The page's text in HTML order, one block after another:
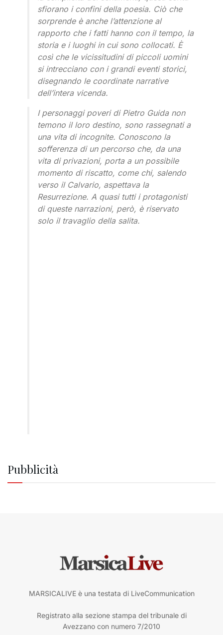
sfiorano i confini della poesia. Ciò che
sorprende è anche l’attenzione al
rapporto che i fatti hanno con il tempo, la
storia e i luoghi in cui sono collocati. È
così che le vicissitudini di piccoli uomini
si intrecciano con i grandi eventi storici,
disegnando le coordinate narrative
dell’intera vicenda.
I personaggi poveri di Pietro Guida non
temono il loro destino, sono rassegnati a
una vita di incognite. Conoscono la
sofferenza di un percorso che, da una
vita di privazioni, porta a un possibile
momento di riscatto, come chi, salendo
verso il Calvario, aspettava la
Resurrezione. A quasi tutti i protagonisti
di queste narrazioni, però, è riservato
solo il travaglio della salita.
Pubblicità
MARSICALIVE è una testata di LiveCommunication
Registrato alla sezione stampa del tribunale di
Avezzano con numero 7/2010